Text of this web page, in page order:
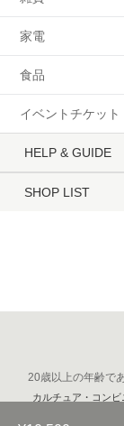
家電
食品
イベントチケット
HELP & GUIDE
SHOP LIST
20歳以上の年齢で
カルチュア・コン